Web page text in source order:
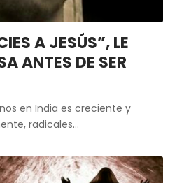
A JESÚS”, LE
ANTES DE SER
en India es creciente y
radicales…